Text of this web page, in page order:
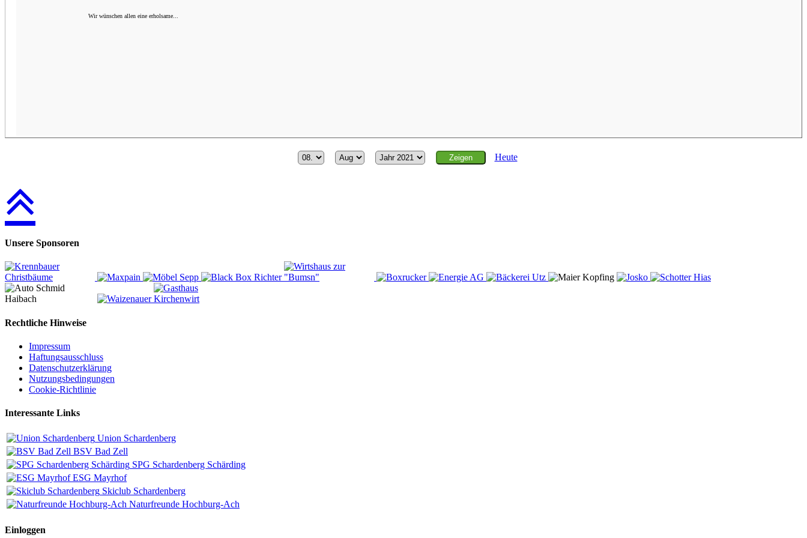
Wir wünschen allen eine erholsame...
Heute
Unsere Sponsoren
Rechtliche Hinweise
Impressum
Haftungsausschluss
Datenschutzerklärung
Nutzungsbedingungen
Cookie-Richtlinie
Interessante Links
Union Schardenberg
BSV Bad Zell
SPG Schardenberg Schärding
ESG Mayrhof
Skiclub Schardenberg
Naturfreunde Hochburg-Ach
Einloggen